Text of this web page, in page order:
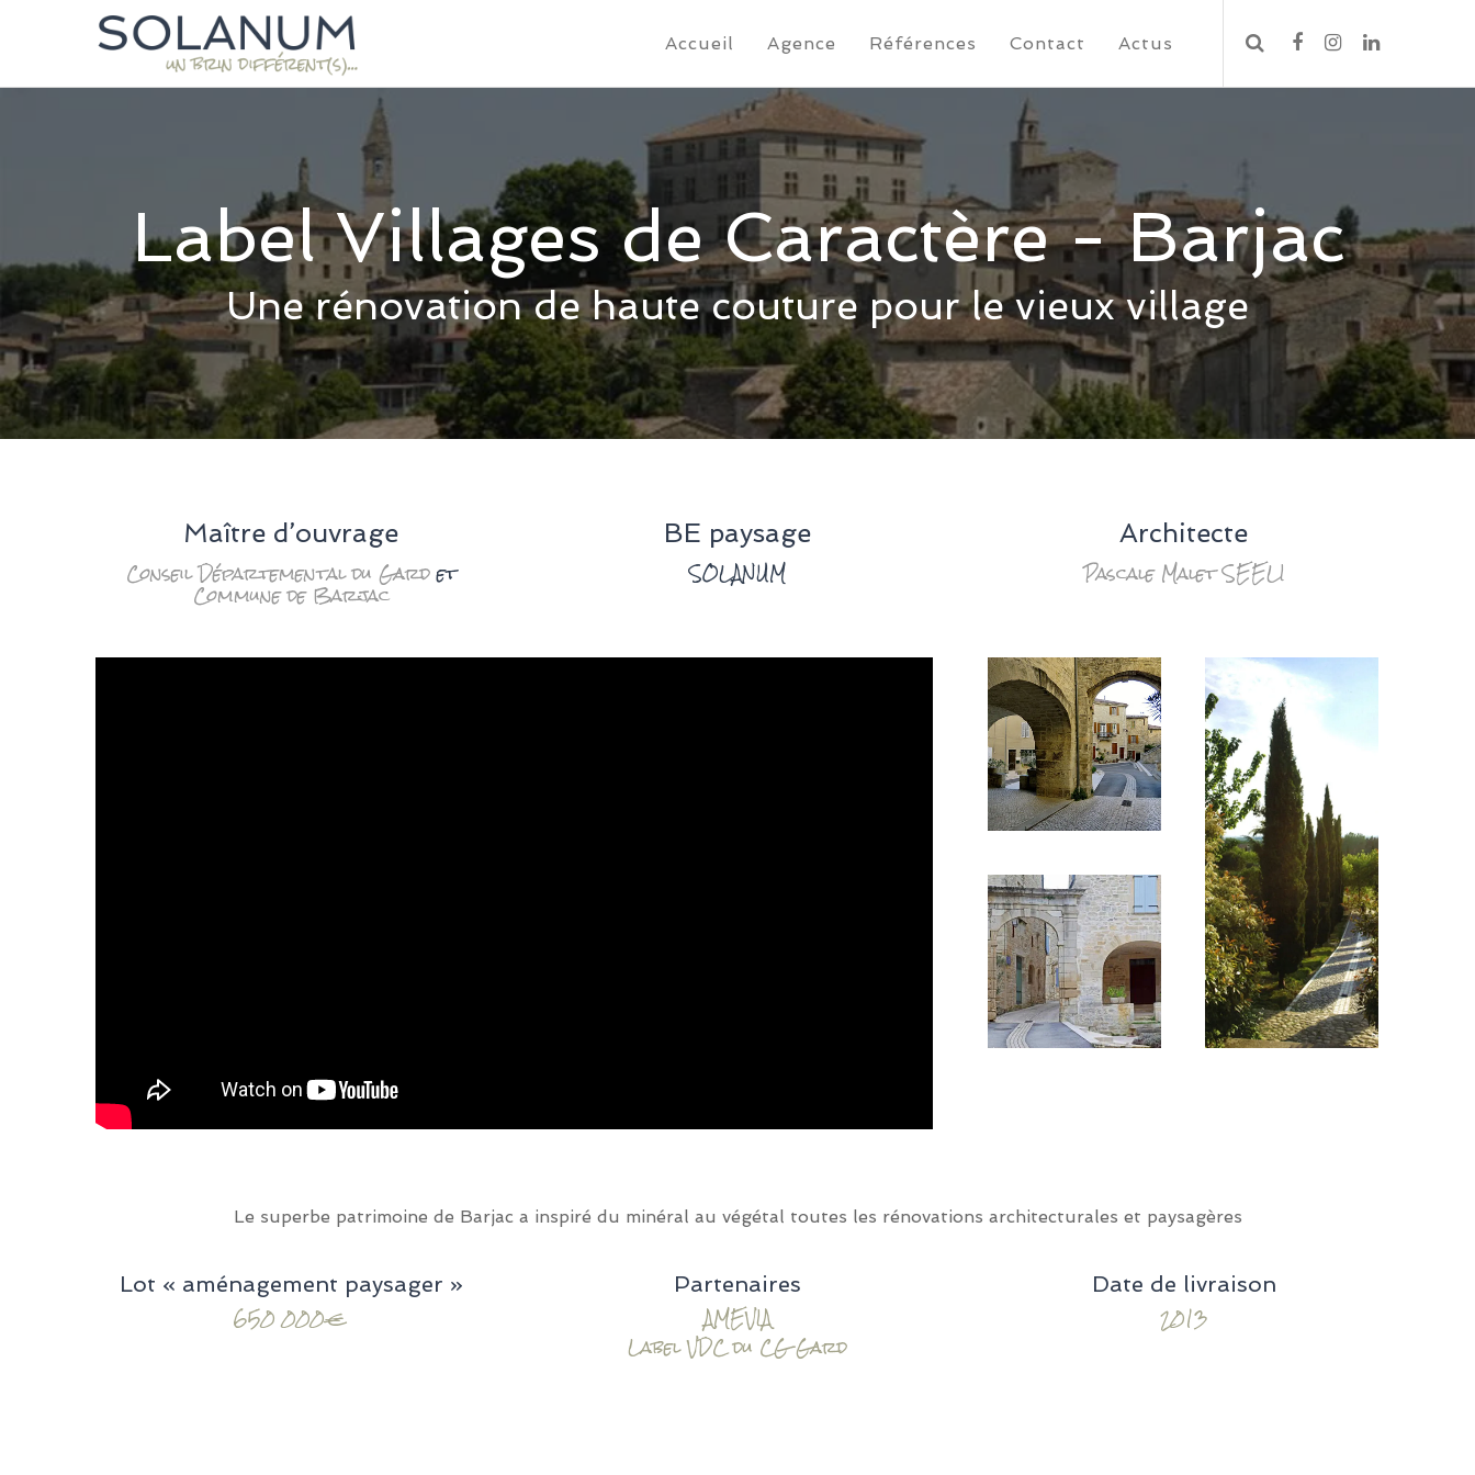
Accueil Agence Références Contact Actus
Label Villages de Caractère - Barjac
Une rénovation de haute couture pour le vieux village
Maître d’ouvrage
Conseil Départemental du Gardet
Commune de Barjac
BE paysage
SOLANUM
Architecte
Pascale Malet SEELI
Le superbe patrimoine de Barjac a inspiré du minéral au végétal toutes les rénovations architecturales et paysagères
Lot « aménagement paysager »
650 000€
Partenaires
AMEVIA
Label VDC du CG Gard
Date de livraison
2013